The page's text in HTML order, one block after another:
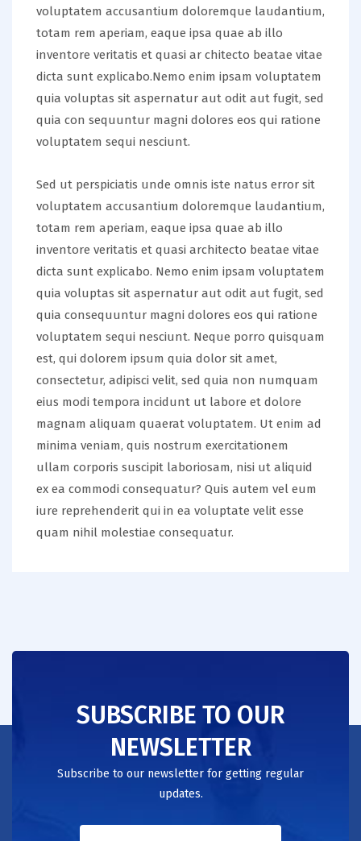
voluptatem accusantium doloremque laudantium,
totam rem aperiam, eaque ipsa quae ab illo
inventore veritatis et quasi ar chitecto beatae vitae
dicta sunt explicabo.Nemo enim ipsam voluptatem
quia voluptas sit aspernatur aut odit aut fugit, sed
quia con sequuntur magni dolores eos qui ratione
voluptatem sequi nesciunt.
Sed ut perspiciatis unde omnis iste natus error sit
voluptatem accusantium doloremque laudantium,
totam rem aperiam, eaque ipsa quae ab illo
inventore veritatis et quasi architecto beatae vitae
dicta sunt explicabo. Nemo enim ipsam voluptatem
quia voluptas sit aspernatur aut odit aut fugit, sed
quia consequuntur magni dolores eos qui ratione
voluptatem sequi nesciunt. Neque porro quisquam
est, qui dolorem ipsum quia dolor sit amet,
consectetur, adipisci velit, sed quia non numquam
eius modi tempora incidunt ut labore et dolore
magnam aliquam quaerat voluptatem. Ut enim ad
minima veniam, quis nostrum exercitationem
ullam corporis suscipit laboriosam, nisi ut aliquid
ex ea commodi consequatur? Quis autem vel eum
iure reprehenderit qui in ea voluptate velit esse
quam nihil molestiae consequatur.
SUBSCRIBE TO OUR
NEWSLETTER
Subscribe to our newsletter for getting regular
updates.